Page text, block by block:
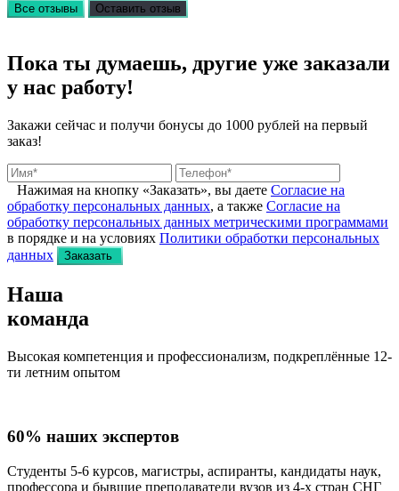
Все отзывы Оставить отзыв
Пока ты думаешь, другие уже заказали
у нас работу!
Закажи сейчас и получи бонусы до 1000 рублей на первый
заказ!
Нажимая на кнопку «Заказать», вы даете Согласие на
обработку персональных данных, а также Согласие на
обработку персональных данных метрическими программами
в порядке и на условиях Политики обработки персональных
данных
Заказать
Наша
команда
Высокая компетенция и профессионализм, подкреплённые 12-
ти летним опытом
60% наших экспертов
Студенты 5-6 курсов, магистры, аспиранты, кандидаты наук,
профессора и бывшие преподаватели вузов из 4-х стран СНГ